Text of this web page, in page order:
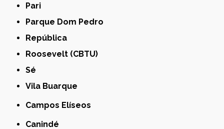
Pari
Parque Dom Pedro
República
Roosevelt (CBTU)
Sé
Vila Buarque
Campos Elíseos
Canindé